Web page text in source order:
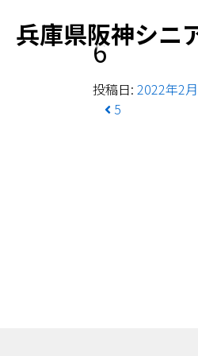
兵庫県阪神シニ
6
投稿日: 2022年2
投稿ナ
5